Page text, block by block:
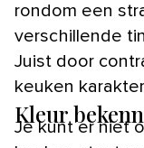
rondom een
verschillende
Juist door
keuken
Kleur
Je kunt er niet